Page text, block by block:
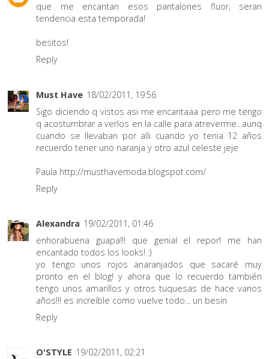
que me encantan esos pantalones fluor, seran
tendencia esta temporada!
besitos!
Reply
Must Have 18/02/2011, 19:56
Sigo diciendo q vistos asi me encantaaa pero me tengo
q acostumbrar a verlos en la calle para atreverme...aunq
cuando se llevaban por alli cuando yo tenia 12 años
recuerdo tener uno naranja y otro azul celeste jeje
Paula http://musthavemoda.blogspot.com/
Reply
Alexandra 19/02/2011, 01:46
enhorabuena guapa!!! que genial el repor! me han
encantado todos los looks! :)
yo tengo unos rojos anaranjados que sacaré muy
pronto en el blog! y ahora que lo recuerdo también
tengo unos amarillos y otros tuquesas de hace varios
años!!! es increíble como vuelve todo... un besin
Reply
O'STYLE 19/02/2011, 02:21